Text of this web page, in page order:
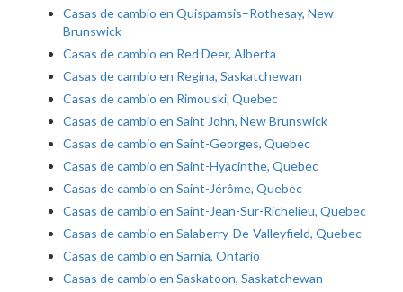
Casas de cambio en Quispamsis–Rothesay, New
Brunswick
Casas de cambio en Red Deer, Alberta
Casas de cambio en Regina, Saskatchewan
Casas de cambio en Rimouski, Quebec
Casas de cambio en Saint John, New Brunswick
Casas de cambio en Saint-Georges, Quebec
Casas de cambio en Saint-Hyacinthe, Quebec
Casas de cambio en Saint-Jérôme, Quebec
Casas de cambio en Saint-Jean-Sur-Richelieu, Quebec
Casas de cambio en Salaberry-De-Valleyfield, Quebec
Casas de cambio en Sarnia, Ontario
Casas de cambio en Saskatoon, Saskatchewan